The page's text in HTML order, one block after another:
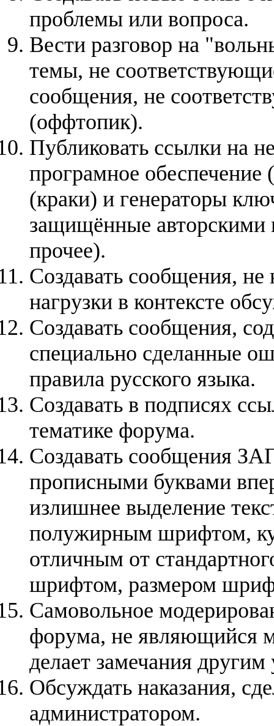
проблемы или вопроса.
Вести разговор на
темы, не
сообщения, не
(оффтопик).
Публиковать ссылки на
програмное обеспечение
(краки) и генераторы
защищённые авторскими
прочее).
Создавать сообщения,
нагрузки в контексте
Создавать сообщения,
специально сделанные
правила русского языка.
Создавать в подписях
тематике форума.
Cоздавать сообщения
прописными буквами
излишнее выделение
полужирным шрифтом,
отличным от
шрифтом, размером
Самовольное
форума, не являющийся
делает замечания другим
Обсуждать наказания,
администратором.